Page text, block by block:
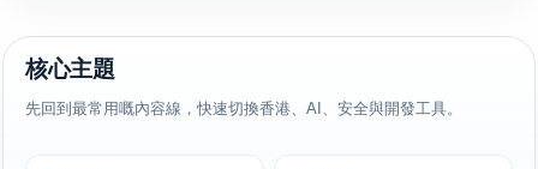
核心主題
先回到最常用嘅內容線，快速切換香港、AI、安全與開發工具。